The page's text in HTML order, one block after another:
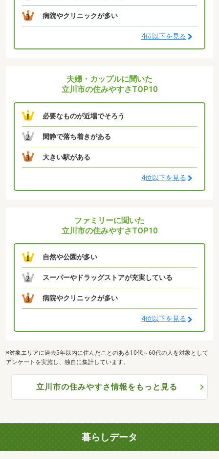
3 病院やクリニックが多い
4位以下を見る
夫婦・カップルに聞いた
立川市の住みやすさTOP10
1 必要なものが近場でそろう
2 閑静で落ち着きがある
3 大きい駅がある
4位以下を見る
ファミリーに聞いた
立川市の住みやすさTOP10
1 自然や公園が多い
2 スーパーやドラッグストアが充実している
3 病院やクリニックが多い
4位以下を見る
※対象エリアに過去5年以内に住んだことのある10代～60代の人を対象として
アンケートを実施し、独自に集計しています。
立川市の住みやすさ情報をもっと見る
暮らしデータ